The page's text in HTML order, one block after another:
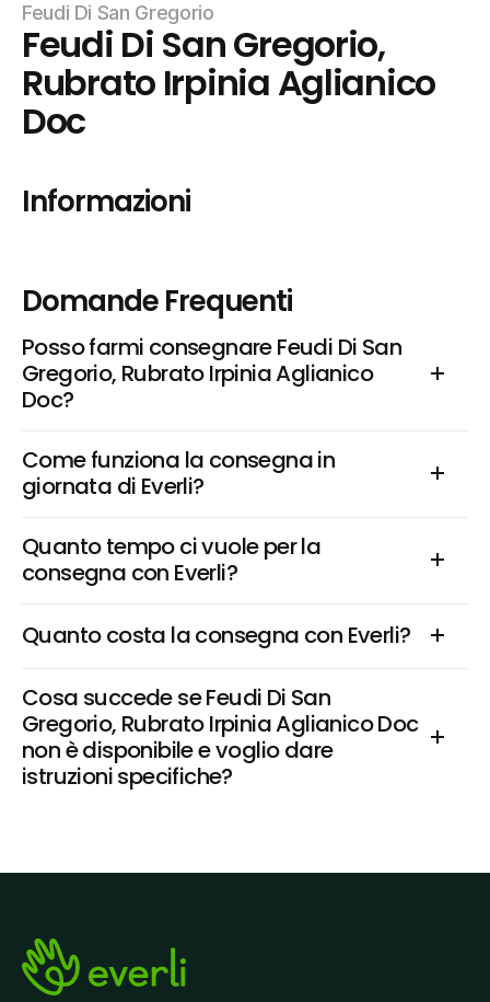
Feudi Di San Gregorio
Feudi Di San Gregorio,
Rubrato Irpinia Aglianico
Doc
Informazioni
Domande Frequenti
Posso farmi consegnare Feudi Di San
Gregorio, Rubrato Irpinia Aglianico
Doc?
Come funziona la consegna in
giornata di Everli?
Quanto tempo ci vuole per la
consegna con Everli?
Quanto costa la consegna con Everli?
Cosa succede se Feudi Di San
Gregorio, Rubrato Irpinia Aglianico Doc
non è disponibile e voglio dare
istruzioni specifiche?